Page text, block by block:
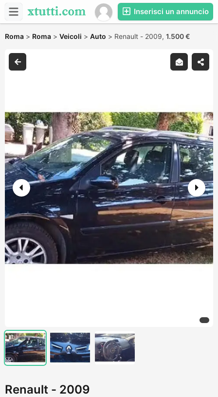
Inserisci un annuncio
Roma > Roma > Veicoli > Auto > Renault - 2009, 1.500 €
Renault - 2009